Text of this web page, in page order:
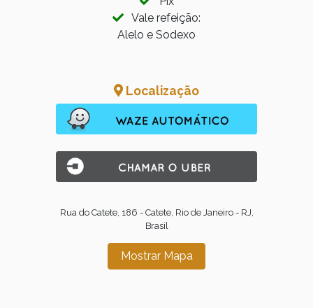
Vale refeição:
Alelo e Sodexo
Localização
Rua do Catete, 186 - Catete, Rio de Janeiro - RJ,
Brasil
Mostrar Mapa